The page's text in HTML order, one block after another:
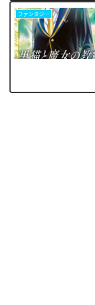
ファンタジー